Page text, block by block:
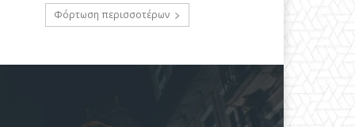
Φόρτωση περισσοτέρων